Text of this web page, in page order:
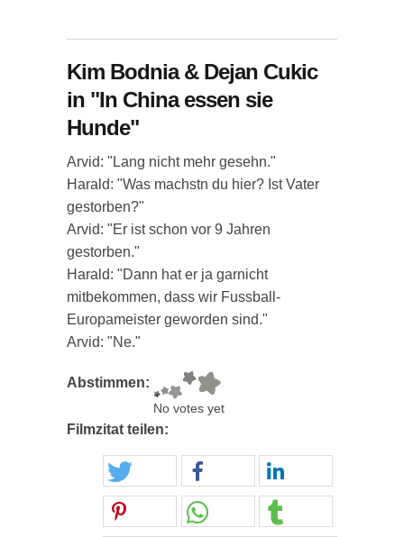
Kim Bodnia & Dejan Cukic
in "In China essen sie
Hunde"
Arvid: "Lang nicht mehr gesehn."
Harald: "Was machstn du hier? Ist Vater
gestorben?"
Arvid: "Er ist schon vor 9 Jahren
gestorben."
Harald: "Dann hat er ja garnicht
mitbekommen, dass wir Fussball-
Europameister geworden sind."
Arvid: "Ne."
Abstimmen:
No votes yet
Filmzitat teilen: